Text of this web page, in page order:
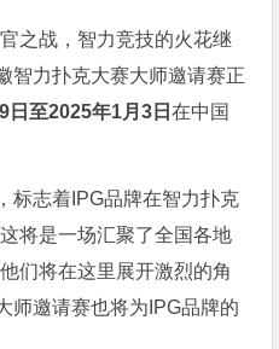
之战，智力竞技的火花继
智力扑克大赛大师邀请赛正
日至2025年1月3日在中国
标志着IPG品牌在智力扑克
将是一场汇聚了全国各地
们将在这里展开激烈的角
师邀请赛也将为IPG品牌的